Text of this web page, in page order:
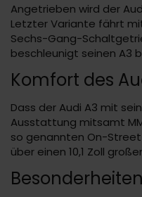
Angetrieben wird der
Letzter Variante fährt
Sechs-Gang-
beschleunigt seinen A3
Komfort des
Dass der Audi A3 mit
Ausstattung mitsamt
so genannten On-
über einen 10,1 Zoll